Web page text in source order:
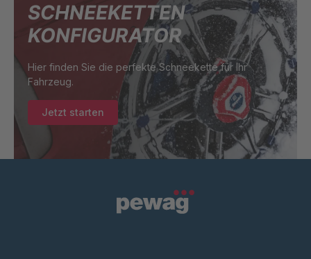
SCHNEEKETTEN
KONFIGURATOR
Hier finden Sie die perfekte Schneekette für Ihr
Fahrzeug.
Jetzt starten